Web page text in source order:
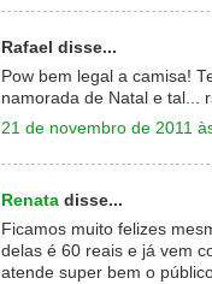
Rafael disse...
Pow bem legal a camisa!
namorada de Natal e tal...
21 de novembro de 2011
Renata disse...
Ficamos muito felizes
delas é 60 reais e já vem
atende super bem o